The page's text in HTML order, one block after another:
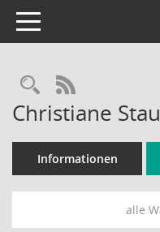
Toggle navigation
RSS-Feed
Christiane
Informationen
alle